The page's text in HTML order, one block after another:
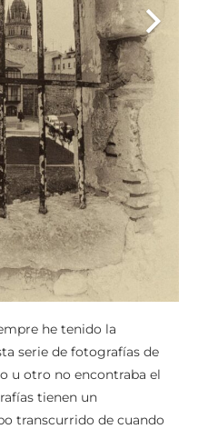
he tenido la
serie de fotografías de
u otro no encontraba el
tienen un
transcurrido de cuando